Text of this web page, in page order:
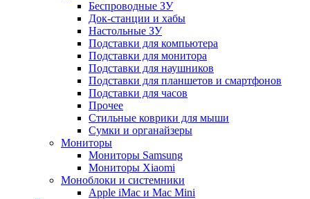
Беспроводные ЗУ
Док-станции и хабы
Настольные ЗУ
Подставки для компьютера
Подставки для монитора
Подставки для наушников
Подставки для планшетов и смартфонов
Подставки для часов
Прочее
Стильные коврики для мыши
Сумки и органайзеры
Мониторы
Мониторы Samsung
Мониторы Xiaomi
Моноблоки и системники
Apple iMac и Mac Mini